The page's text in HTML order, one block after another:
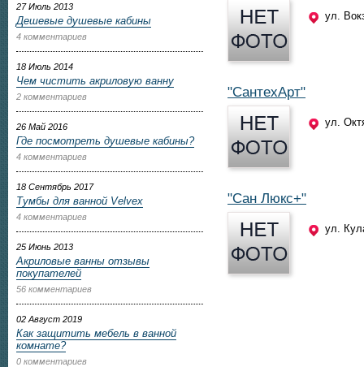
27 Июль 2013
Дешевые душевые кабины
4 комментариев
18 Июль 2014
Чем чистить акриловую ванну
2 комментариев
26 Май 2016
Где посмотреть душевые кабины?
4 комментариев
18 Сентябрь 2017
Тумбы для ванной Velvex
4 комментариев
25 Июнь 2013
Акриловые ванны отзывы
покупателей
56 комментариев
02 Август 2019
Как защитить мебель в ванной
комнате?
0 комментариев
ул.
"СантехАрт"
ул.
"Сан Люкс+"
ул.